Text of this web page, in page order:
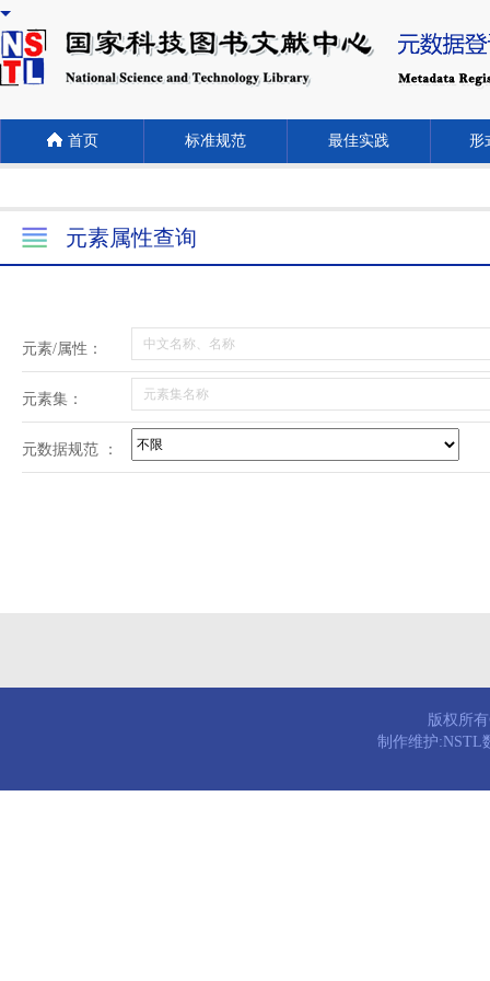
首页 标准规范 最佳实践 形
元素属性查询
元素/属性：
元素集：
元数据规范 ：
版权所
制作维护:NSTL